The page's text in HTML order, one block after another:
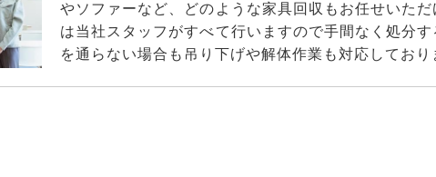
やソファーなど、どのような家具回収もお任せいた
は当社スタッフがすべて行いますので手間なく処分
を通らない場合も吊り下げや解体作業も対応しており